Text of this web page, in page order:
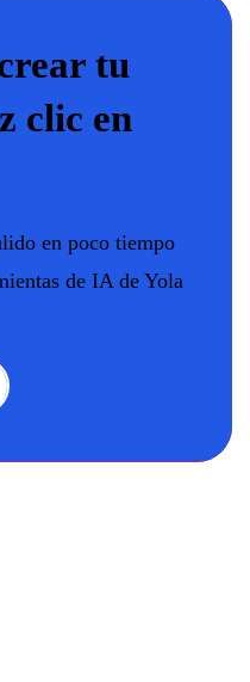
tu
clic en
en poco tiempo
de IA de Yola